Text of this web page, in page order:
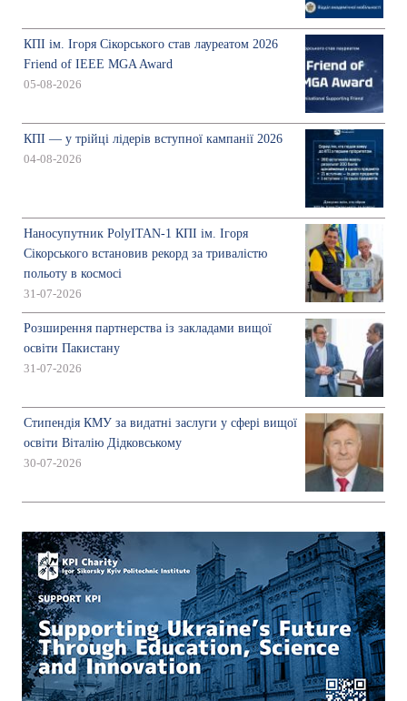
КПІ ім. Ігоря Сікорського став лауреатом 2026
Friend of IEEE MGA Award
05-08-2026
КПІ — у трійці лідерів вступної кампанії 2026
04-08-2026
Наносупутник PolyITAN-1 КПІ ім. Ігоря
Сікорського встановив рекорд за тривалістю
польоту в космосі
31-07-2026
Розширення партнерства із закладами вищої
освіти Пакистану
31-07-2026
Стипендія КМУ за видатні заслуги у сфері вищої
освіти Віталію Дідковському
30-07-2026